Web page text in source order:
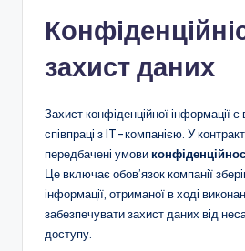
захист даних
Захист конфіденційної інформації
співпраці з IT-компанією. У
передбачені умови
Це включає обов’язок компанії
інформації, отриманої в ході
забезпечувати захист даних від
доступу.